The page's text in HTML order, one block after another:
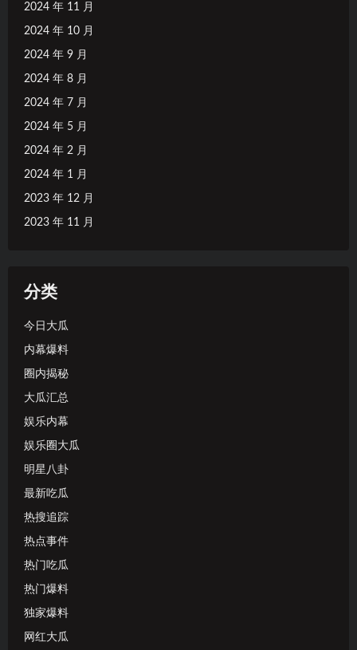
2024 年 11 月
2024 年 10 月
2024 年 9 月
2024 年 8 月
2024 年 7 月
2024 年 5 月
2024 年 2 月
2024 年 1 月
2023 年 12 月
2023 年 11 月
分类
今日大瓜
内幕爆料
圈内揭秘
大瓜汇总
娱乐内幕
娱乐圈大瓜
明星八卦
最新吃瓜
热搜追踪
热点事件
热门吃瓜
热门爆料
独家爆料
网红大瓜